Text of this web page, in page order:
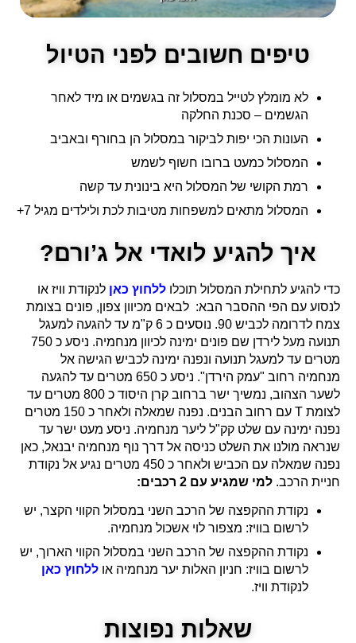
טיפים חשובים לפני הטיול
לא מומלץ לטייל במסלול זה בגשמים או מיד לאחר
הגשמים – סכנת החלקה
העונות הכי יפות לביקור במסלול הן בחורף ובאביב
המסלול כמעט ברובו חשוף לשמש
רמת הקושי של המסלול היא בינונית עד קשה
המסלול מתאים למשפחות מטיבות לכת ולילדים מגיל 7+
איך להגיע לואדי אל ג’ורם?
כדי להגיע לתחילת המסלול תוכלו ללחוץ כאן לנקודת וויז או
לנסוע עם הפי ההסבר הבא: לבאים מכיוון צפון, פונים בצומת
צמח לדרומה לכביש 90. נוסעים כ 6 ק"מ עד להגעה למעגל
תנועה מעל לירדן שם פונים ימינה לכיוון מנחמיה. ניסע כ 750
מטרים עד למעגל תנועה ונפנה ימינה לכביש הגישה אל
מנחמיה רחוב "עמק הירדן". ניסע כ 650 מטרים עד להגעה
לשער הצהוב, נמשיך ישר ברחוב קרן היסוד כ 800 מטרים עד
לצומת T עם רחוב הבנים. נפנה שמאלה ולאחר כ 150 מטרים
נפנה ימינה עם שלט קק"ל ליער מנחמיה. ניסע מעט ישר עד
שנראה מולנו את השלט כניסה אל דרך נוף מנחמיה יבנאל, כאן
נפנה שמאלה עם הכביש ולאחר כ 450 מטרים נגיע אל נקודת
חניית הרכב. למי שמגיע עם 2 רכבים:
נקודת ההקפצה של הרכב השני במסלול הקווי הקצר, יש
לרשום בוויז: מצפור לוי אשכול מנחמיה.
נקודת ההקפצה של הרכב השני במסלול הקווי הארוך, יש
לרשום בוויז: חניון האלות יער מנחמיה או ללחוץ כאן
לנקודת וויז.
שאלות נפוצות